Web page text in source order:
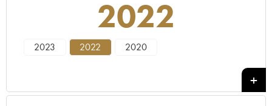
2022
2023 2022 2020